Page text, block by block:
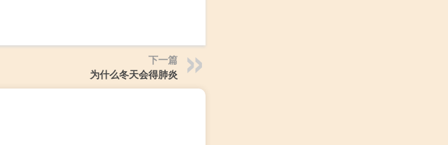
下一篇
为什么冬天会得肺炎